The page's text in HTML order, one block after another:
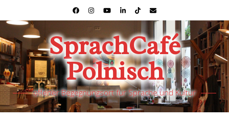
SprachCafé
Polnisch
offener Begegnungsort für Sprache und Kultur